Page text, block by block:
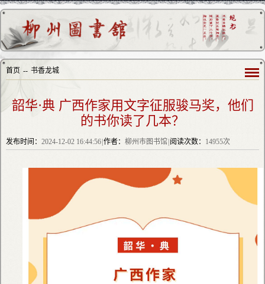
首页 -- 书香龙城
韶华·典 广西作家用文字征服骏马奖，他们
的书你读了几本？
发布时间： 2024-12-02 16:44:56|作者： 柳州市图书馆|阅读次数： 14955次